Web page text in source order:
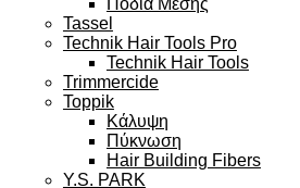
Ποδιά Μέσης
Tassel
Technik Hair Tools Pro
Technik Hair Tools
Trimmercide
Toppik
Κάλυψη
Πύκνωση
Hair Building Fibers
Y.S. PARK